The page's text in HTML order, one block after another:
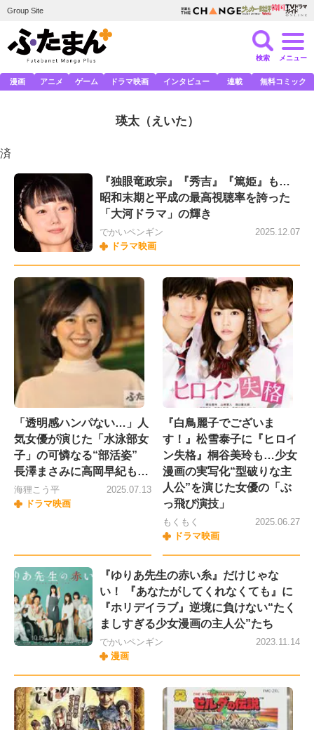
Group Site
検索 メニュー
漫画 アニメ ゲーム ドラマ映画 インタビュー 連載 無料コミック
瑛太（えいた）
済
『独眼竜政宗』『秀吉』『篤姫』も…
昭和末期と平成の最高視聴率を誇った
「大河ドラマ」の輝き
でかいペンギン
ドラマ映画
2025.12.07
「透明感ハンパない…」人
気女優が演じた「水泳部女
子」の可憐なる“部活姿”
長澤まさみに高岡早紀も…
海狸こう平
ドラマ映画
2025.07.13
『白鳥麗子でございま
す！』松雪泰子に『ヒロイ
ン失格』桐谷美玲も…少女
漫画の実写化“型破りな主
人公”を演じた女優の「ぶ
っ飛び演技」
もくもく
ドラマ映画
2025.06.27
『ゆりあ先生の赤い糸』だけじゃな
い！ 『あなたがしてくれなくても』に
『ホリデイラブ』逆境に負けない“たく
ましすぎる少女漫画の主人公”たち
でかいペンギン
漫画
2023.11.14